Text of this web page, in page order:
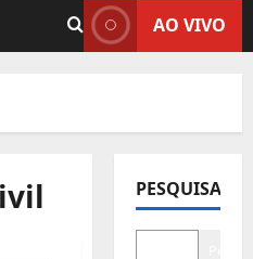
AO VIVO
PESQUISAR